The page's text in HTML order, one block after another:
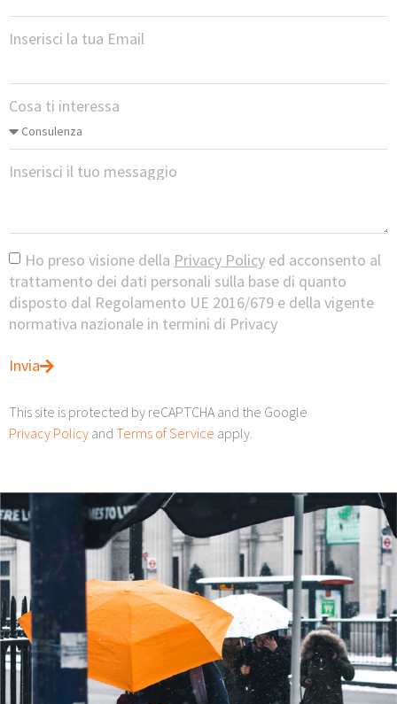
Inserisci la tua Email
Cosa ti interessa
Inserisci il tuo messaggio
Ho preso visione della Privacy Policy ed acconsento al
trattamento dei dati personali sulla base di quanto
disposto dal Regolamento UE 2016/679 e della vigente
normativa nazionale in termini di Privacy
Invia
This site is protected by reCAPTCHA and the Google
Privacy Policy and Terms of Service apply.